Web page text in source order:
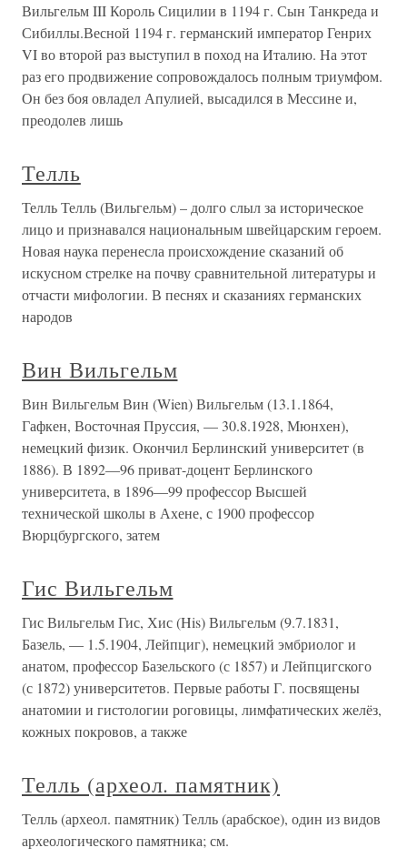
Вильгельм III Король Сицилии в 1194 г. Сын Танкреда и
Сибиллы.Весной 1194 г. германский император Генрих
VI во второй раз выступил в поход на Италию. На этот
раз его продвижение сопровождалось полным триумфом.
Он без боя овладел Апулией, высадился в Мессине и,
преодолев лишь
Телль
Телль Телль (Вильгельм) – долго слыл за историческое
лицо и признавался национальным швейцарским героем.
Новая наука перенесла происхождение сказаний об
искусном стрелке на почву сравнительной литературы и
отчасти мифологии. В песнях и сказаниях германских
народов
Вин Вильгельм
Вин Вильгельм Вин (Wien) Вильгельм (13.1.1864,
Гафкен, Восточная Пруссия, — 30.8.1928, Мюнхен),
немецкий физик. Окончил Берлинский университет (в
1886). В 1892—96 приват-доцент Берлинского
университета, в 1896—99 профессор Высшей
технической школы в Ахене, с 1900 профессор
Вюрцбургского, затем
Гис Вильгельм
Гис Вильгельм Гис, Хис (His) Вильгельм (9.7.1831,
Базель, — 1.5.1904, Лейпциг), немецкий эмбриолог и
анатом, профессор Базельского (с 1857) и Лейпцигского
(с 1872) университетов. Первые работы Г. посвящены
анатомии и гистологии роговицы, лимфатических желёз,
кожных покровов, а также
Телль (археол. памятник)
Телль (археол. памятник) Телль (арабское), один из видов
археологического памятника; см.